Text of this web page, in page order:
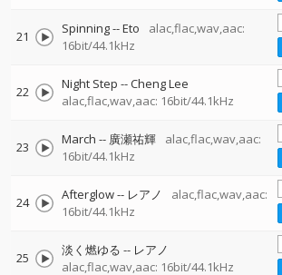
21 Spinning--Eto
alac,flac,wav,aac:
16bit/44.1kHz
22 Night Step --Cheng Lee
alac,flac,wav,aac: 16bit/44.1kHz
23 March -- 廣瀬祐輝
alac,flac,wav,aac:
16bit/44.1kHz
24 Afterglow-- レアノ
alac,flac,wav,aac:
16bit/44.1kHz
25 淡く燃ゆる -- レアノ
alac,flac,wav,aac: 16bit/44.1kHz